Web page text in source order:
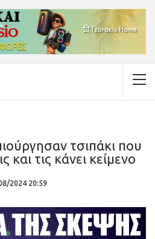
τσιπάκι που
και τις κάνει κείμενο
2024 20:59